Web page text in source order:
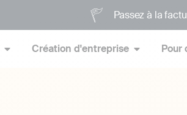
Passez à la
Création d'entreprise Pour